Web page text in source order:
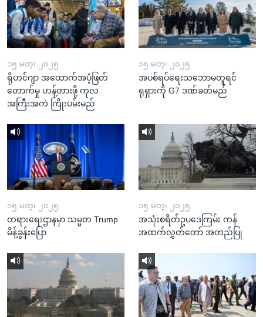
၁၅ မတ္၊ ၂၀၂၅
ရိုဟင်ဂျာ အထောက်အပံ့ဖြတ်
တောက်မှု ဟန့်တားဖို့ ကုလ
အကြီးအကဲ ကြိုးပမ်းမည်
၁၅ မတ္၊ ၂၀၂၅
အပစ်ရပ်ရေးသဘောမတူရင်
ရုရှားကို G7 ဒဏ်ခတ်မည်
၁၅ မတ္၊ ၂၀၂၅
တရားရေးဌာနမှာ သမ္မတ Trump
မိန့်ခွန်းပြော
၁၅ မတ္၊ ၂၀၂၅
အသုံးစရိတ်ဥပဒေကြမ်း ကန်
အထက်လွှတ်တော် အတည်ပြု